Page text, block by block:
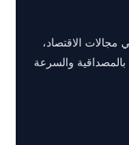
مجالات الاقتصاد،
بالمصداقية والسرعة